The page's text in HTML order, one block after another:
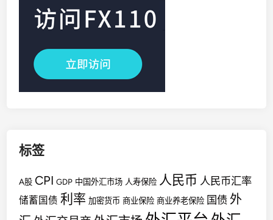
标签
A股 CPI GDP 中国外汇市场 人寿保险 人民币 人民币汇率
储蓄国债 利率 加密货币 商业保险 商业养老保险 国债 外